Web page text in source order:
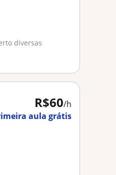
diversas
R$60/h
aula grátis